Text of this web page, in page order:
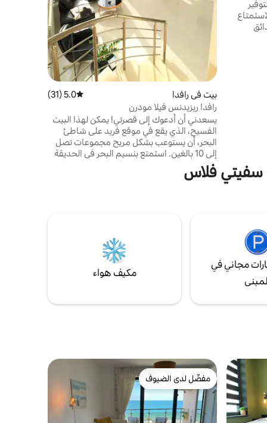
بيت في رافدا متوسط التقييم 5.0 من 5، 31 مراجعات
5.0 (31)
رافدا ريزيدنس فيلا مودرن
يسعدني أن أدعوك إلى قصرتي! يمكن لهذا البيت
الفسيح، الذي يقع في موقع فريد على شاطئ
البحر، أن يستوعب بشكل مريح مجموعات تصل
إلى 10 بالغين. استمتع بنسيم البحر في الحديقة
الواسعة مع الشواء. بفضل موقف السيارات
الخاص والمنطقة المسورة، لا داعي للقلق بشأنسفيتي فلاس
مجاني في
مكيف هواء
مفضّل لدى الضيوف
مفضّل لدى الضيوف